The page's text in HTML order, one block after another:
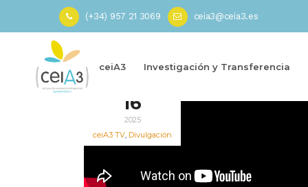
(+34) 957 21 3069 ceia3@ceia3.es
ceiA3 Investigación y Transferencia
Inicio»Grupo Operativo FENOLIVA»
16
2025
ceiA3 TV, Divulgación